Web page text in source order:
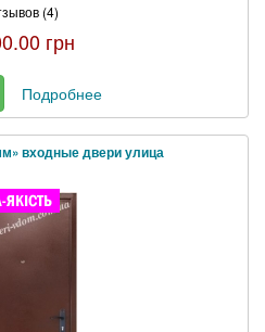
(4)
грн
Подробнее
входные двери улица